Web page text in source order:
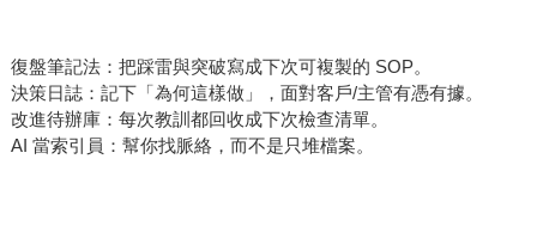
復盤筆記法：把踩雷與突破寫成下次可複製的 SOP。
決策日誌：記下「為何這樣做」，面對客戶/主管有憑有據。
改進待辦庫：每次教訓都回收成下次檢查清單。
AI 當索引員：幫你找脈絡，而不是只堆檔案。